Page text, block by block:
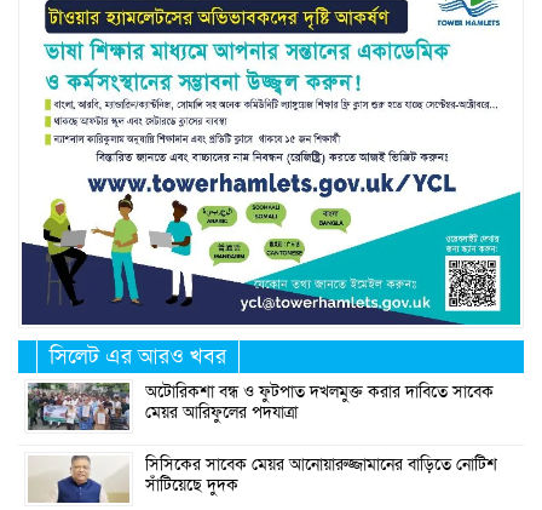
সিলেট এর আরও খবর
অটোরিকশা বন্ধ ও ফুটপাত দখলমুক্ত করার দাবিতে সাবেক
মেয়র আরিফুলের পদযাত্রা
সিসিকের সাবেক মেয়র আনোয়ারুজ্জামানের বাড়িতে নোটিশ
সাঁটিয়েছে দুদক